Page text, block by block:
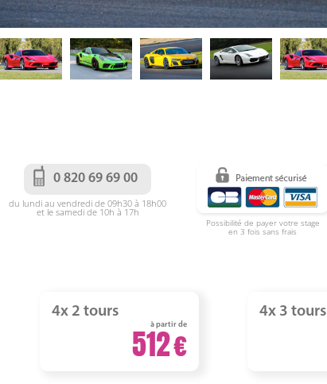
0 820 69 69 00
du lundi au vendredi de 09h30 à 18h00
et le samedi de 10h à 17h
Possibilité de payer votre stage
en 3 fois sans frais
4x 2 tours
à partir de
512
4x 3 tours